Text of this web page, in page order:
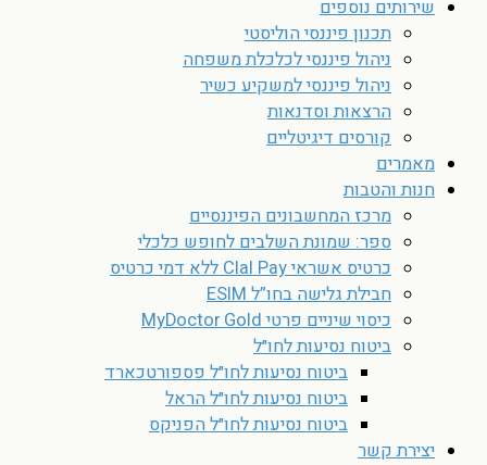
שירותים נוספים
תכנון פיננסי הוליסטי
ניהול פיננסי לכלכלת משפחה
ניהול פיננסי למשקיע כשיר
הרצאות וסדנאות
קורסים דיגיטליים
מאמרים
חנות והטבות
מרכז המחשבונים הפיננסיים
ספר: שמונת השלבים לחופש כלכלי
כרטיס אשראי Clal Pay ללא דמי כרטיס
חבילת גלישה בחו”ל ESIM
כיסוי שיניים פרטי MyDoctor Gold
ביטוח נסיעות לחו״ל
ביטוח נסיעות לחו״ל פספורטכארד
ביטוח נסיעות לחו״ל הראל
ביטוח נסיעות לחו״ל הפניקס
יצירת קשר